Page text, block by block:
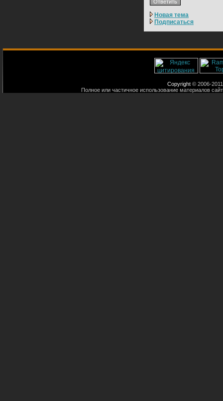
Новая тема
Подписаться
Copyright © 2006-
Полное или частичное использование материалов